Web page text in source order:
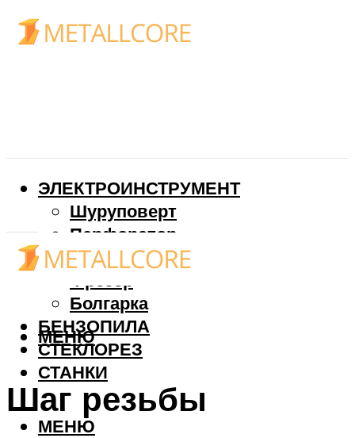
ЭЛЕКТРОИНСТРУМЕНТ
Шуруповерт
Перфоратор
Дрель
Фрезер
Болгарка
БЕНЗОПИЛА
СТЕКЛОРЕЗ
СТАНКИ
МЕНЮ
МЕНЮ
Шаг резьбы